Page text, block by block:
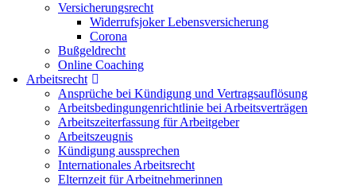
Versicherungsrecht
Widerrufsjoker Lebensversicherung
Corona
Bußgeldrecht
Online Coaching
Arbeitsrecht
Ansprüche bei Kündigung und Vertragsauflösung
Arbeitsbedingungenrichtlinie bei Arbeitsverträgen
Arbeitszeiterfassung für Arbeitgeber
Arbeitszeugnis
Kündigung aussprechen
Internationales Arbeitsrecht
Elternzeit für Arbeitnehmerinnen